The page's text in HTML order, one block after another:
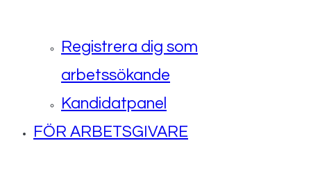
Registrera dig som
arbetssökande
Kandidatpanel
FÖR ARBETSGIVARE